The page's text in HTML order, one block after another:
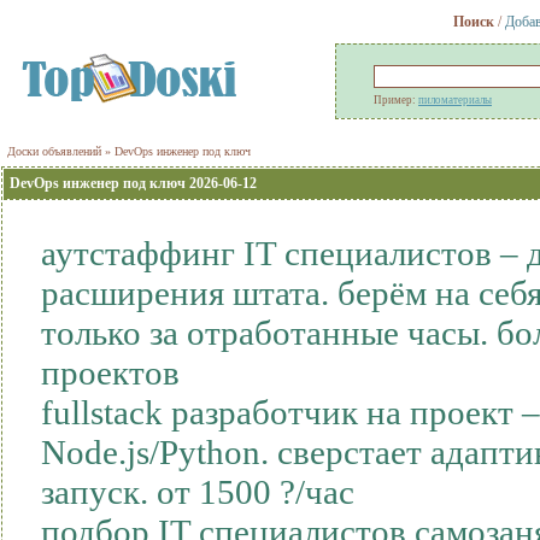
Поиск/
Пример: пиломатериалы
Доски объявлений » DevOps инженер под ключ
DevOps инженер под ключ 2026-06-12
аутстаффинг IT специалистов –
расширения штата. берём на
только за отработанные часы.
проектов
fullstack разработчик на проект
Node.js/Python. сверстает
запуск. от 1500 ?/час
подбор IT специалистов